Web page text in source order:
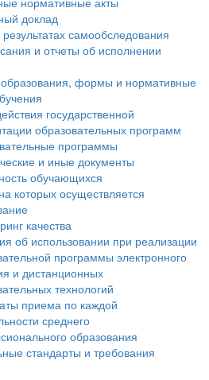
доклад
самообследования
и отчеты об исполнении
формы и нормативные
государственной
образовательных программ
программы
и иные документы
обучающихся
которых осуществляется
качества
об использовании при реализации
программы электронного
и дистанционных
технологий
приема по каждой
среднего
образования
стандарты и требования